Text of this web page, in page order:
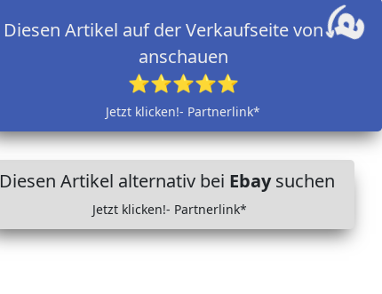
Diesen Artikel auf der Verkaufseite von
anschauen
⭐⭐⭐⭐⭐
Jetzt klicken!- Partnerlink*
Diesen Artikel alternativ bei Ebaysuchen
Jetzt klicken!- Partnerlink*